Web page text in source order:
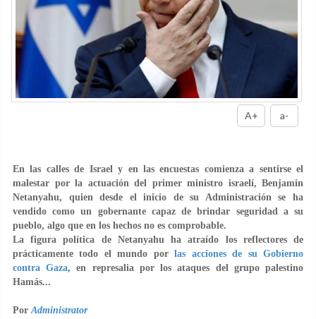
A+ a-
En las calles de Israel y en las encuestas comienza a sentirse el
malestar por la actuación del primer ministro israelí, Benjamin
Netanyahu, quien desde el inicio de su Administración se ha
vendido como un gobernante capaz de brindar seguridad a su
pueblo, algo que en los hechos no es comprobable.
La figura política de Netanyahu ha atraído los reflectores de
prácticamente todo el mundo porlas acciones de su Gobierno
contra Gaza, en represalia por los ataques del grupo palestino
Hamás...
Por Administrator